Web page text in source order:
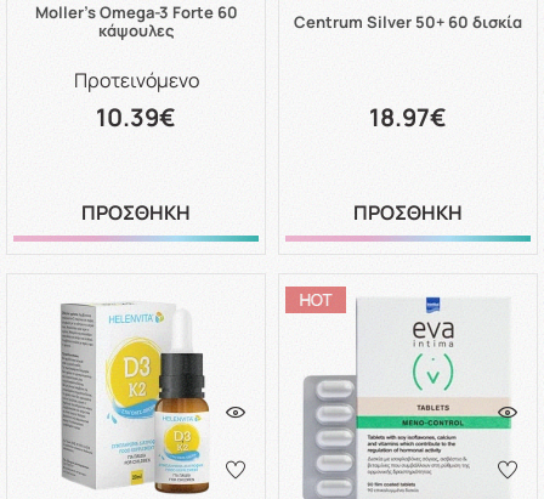
Moller's Omega-3 Forte 60
κάψουλες
Προτεινόμενο
10.39€
ΠΡΟΣΘΗΚΗ
Centrum Silver 50+ 60 δισκία
18.97€
ΠΡΟΣΘΗΚΗ